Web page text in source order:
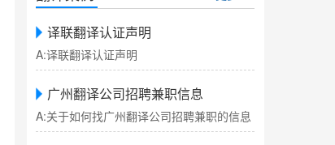
译联翻译认证声明
A:译联翻译认证声明
广州翻译公司招聘兼职信息
A:关于如何找广州翻译公司招聘兼职的信息